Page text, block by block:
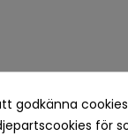
godkänna
för